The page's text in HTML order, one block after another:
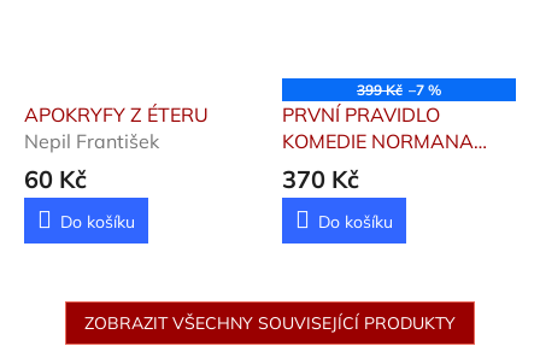
APOKRYFY Z ÉTERU
Nepil František
60 Kč
Do košíku
399 Kč –7 %
PRVNÍ PRAVIDLO
KOMEDIE NORMANA
FOREMANA
Herdenson
370 Kč
Do košíku
ZOBRAZIT VŠECHNY SOUVISEJÍCÍ PRODUKTY